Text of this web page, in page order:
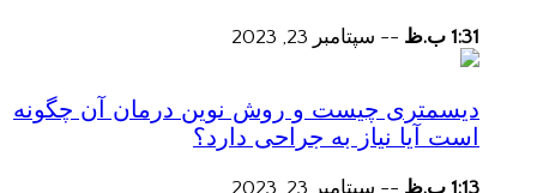
1:31 ب.ظ -- سپتامبر 23, 2023
دیسمتری چیست و روش نوین درمان آن چگونه
است آیا نیاز به جراحی دارد؟
1:13 ب.ظ -- سپتامبر 23, 2023